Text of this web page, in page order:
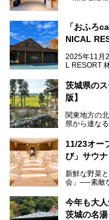
茨城県水戸
プンを迎え
この記事で
施設を体験
「おふろ
NICAL
2025年11月
L RESORT
験型リゾー
café りんね
してきました
茨城県の
版】
関東地方の
県から連な
に日立や大
と、同じ県
が特徴的。
す。
11/23オー
び」サウ
新鮮な野菜
会」──素敵
温浴施設「
ます。
今年も大
茨城の名